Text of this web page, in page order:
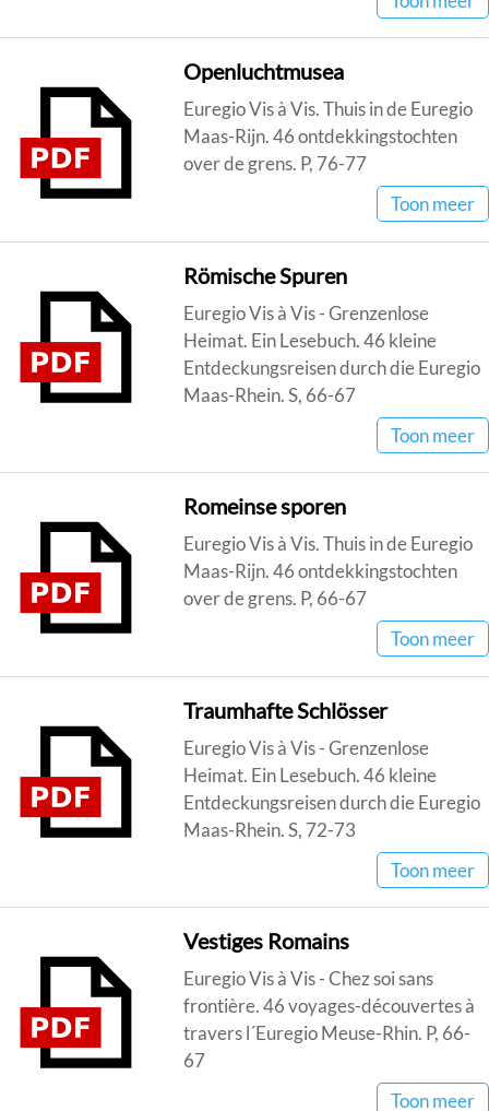
Openluchtmusea
Euregio Vis à Vis. Thuis in de Euregio
Maas-Rijn. 46 ontdekkingstochten
over de grens. P, 76-77
Toon meer
Römische Spuren
Euregio Vis à Vis - Grenzenlose
Heimat. Ein Lesebuch. 46 kleine
Entdeckungsreisen durch die Euregio
Maas-Rhein. S, 66-67
Toon meer
Romeinse sporen
Euregio Vis à Vis. Thuis in de Euregio
Maas-Rijn. 46 ontdekkingstochten
over de grens. P, 66-67
Toon meer
Traumhafte Schlösser
Euregio Vis à Vis - Grenzenlose
Heimat. Ein Lesebuch. 46 kleine
Entdeckungsreisen durch die Euregio
Maas-Rhein. S, 72-73
Toon meer
Vestiges Romains
Euregio Vis à Vis - Chez soi sans
frontière. 46 voyages-découvertes à
travers l´Euregio Meuse-Rhin. P, 66-
67
Toon meer